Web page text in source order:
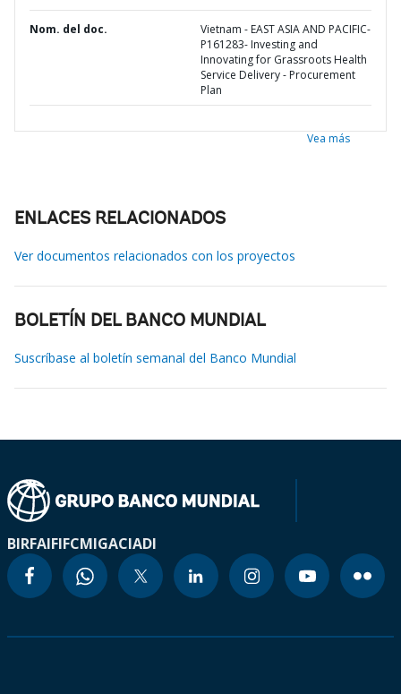
Nom. del doc.
Vietnam - EAST ASIA AND PACIFIC-
P161283- Investing and
Innovating for Grassroots Health
Service Delivery - Procurement
Plan
Vea más
ENLACES RELACIONADOS
Ver documentos relacionados con los proyectos
BOLETÍN DEL BANCO MUNDIAL
Suscríbase al boletín semanal del Banco Mundial
BIRFAIFIFCMIGACIADI